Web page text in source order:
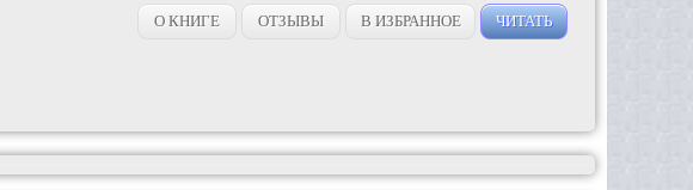
О КНИГЕ
ОТЗЫВЫ В ИЗБРАННОЕ ЧИТАТЬ